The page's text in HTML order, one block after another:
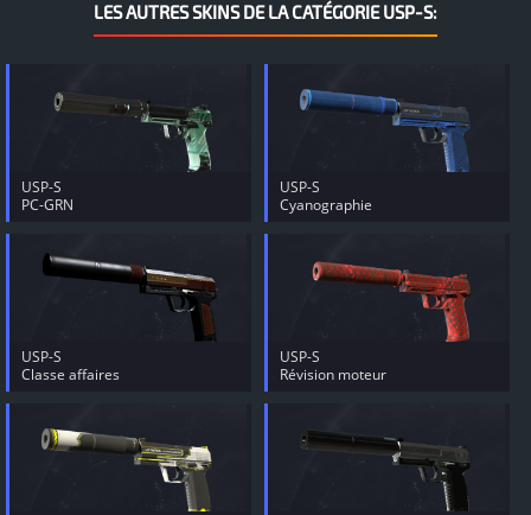
LES AUTRES SKINS DE LA CATÉGORIE USP-S:
USP-S
PC-GRN
USP-S
Cyanographie
USP-S
Classe affaires
USP-S
Révision moteur